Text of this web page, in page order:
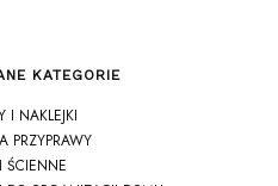
KATEGORIE
I NAKLEJKI
PRZYPRAWY
ŚCIENNE